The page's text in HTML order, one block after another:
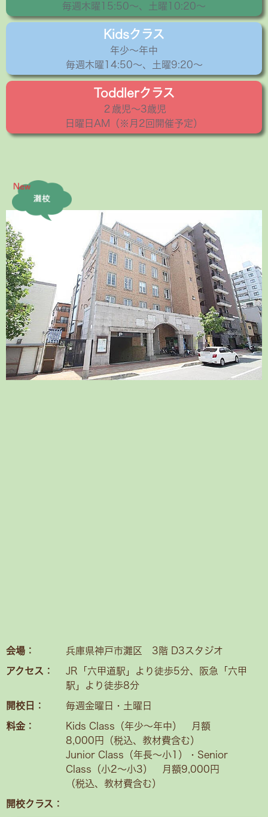
毎週木曜15:50〜、土曜10:20～
Kidsクラス
年少〜年中
毎週木曜14:50〜、土曜9:20～
Toddlerクラス
２歳児〜3歳児
日曜日AM（※月2回開催予定）
会場： 兵庫県神戸市灘区 3階 D3スタジオ
アクセス：
JR「六甲道駅」より徒歩5分、阪急「六甲
駅」より徒歩8分
開校日： 毎週金曜日・土曜日
料金：
Kids Class（年少〜年中） 月額
8,000円（税込、教材費含む）
Junior Class（年長～小1）・Senior
Class（小2〜小3） 月額9,000円
（税込、教材費含む）
開校クラス：